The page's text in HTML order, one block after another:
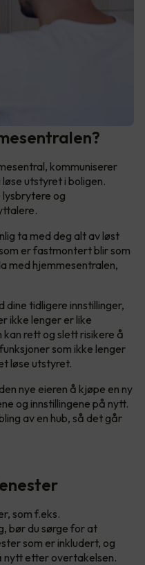
kommuniserer
utstyret i boligen.
og
ta med deg alt av løst
er fastmontert blir som
med hjemmesentralen,
dine tidligere innstillinger,
ikke lenger er like
rett og slett risikere å
som ikke lenger
løse utstyret.
nye eieren å kjøpe en ny
og innstillingene på nytt.
av en hub, så det går
som f.eks.
bør du sørge for at
som er inkludert, og
nytt etter overtakelsen.